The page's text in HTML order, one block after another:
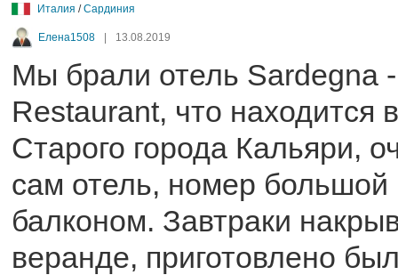
Италия /Сардиния
Елена1508 13.08.2019
Мы брали отель Sardegna
Restaurant, что находится
Старого города Кальяри,
сам отель, номер большой
балконом. Завтраки
веранде, приготовлено